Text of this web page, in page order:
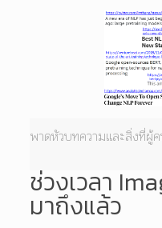
พาดหัวบทความและสิ่งที่ผู้
ช่วงเวลา
มาถึงแล้ว